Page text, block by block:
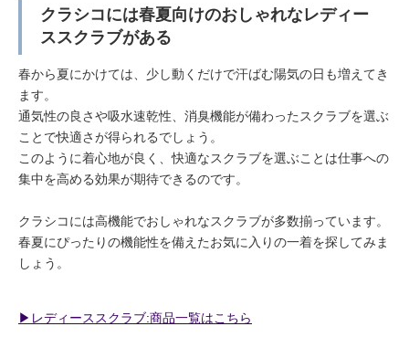
クラシコには春夏向けのおしゃれなレディー
ススクラブがある
春から夏にかけては、少し動くだけで汗ばむ陽気の日も増えてき
ます。
通気性の良さや吸水速乾性、消臭機能が備わったスクラブを選ぶ
ことで快適さが得られるでしょう。
このように着心地が良く、快適なスクラブを選ぶことは仕事への
集中を高める効果が期待できるのです。
クラシコには高機能でおしゃれなスクラブが多数揃っています。
春夏にぴったりの機能性を備えたお気に入りの一着を探してみま
しょう。
▶︎レディーススクラブ:商品一覧はこちら